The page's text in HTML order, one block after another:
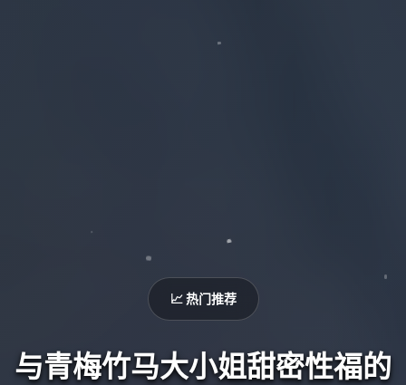
📈 热门推荐
与青梅竹马大小姐甜密性福的